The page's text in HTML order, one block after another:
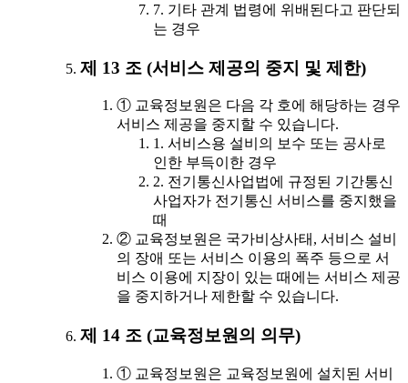
7. 기타 관계 법령에 위배된다고 판단되
는 경우
제 13 조 (서비스 제공의 중지 및 제한)
① 교육정보원은 다음 각 호에 해당하는 경우
서비스 제공을 중지할 수 있습니다.
1. 서비스용 설비의 보수 또는 공사로
인한 부득이한 경우
2. 전기통신사업법에 규정된 기간통신
사업자가 전기통신 서비스를 중지했을
때
② 교육정보원은 국가비상사태, 서비스 설비
의 장애 또는 서비스 이용의 폭주 등으로 서
비스 이용에 지장이 있는 때에는 서비스 제공
을 중지하거나 제한할 수 있습니다.
제 14 조 (교육정보원의 의무)
① 교육정보원은 교육정보원에 설치된 서비